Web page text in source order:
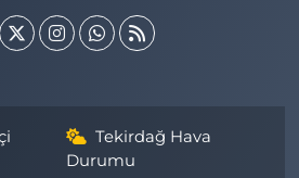
Tekirdağ Hava
Durumu